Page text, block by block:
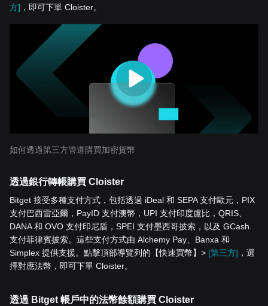
方] ，即可下單 Cloister。
如何透過第三方管道購買加密貨幣
透過銀行轉帳購買 Cloister
Bitget 接受多種支付方式，包括透過 iDeal 和 SEPA 支付歐元，PIX
支付巴西雷亞爾，PayID 支付澳幣，UPI 支付印度盧比，QRIS、
DANA 和 OVO 支付印尼盾，SPEI 支付墨西哥披索，以及 GCash
支付菲律賓披索。這些支付方式由 Alchemy Pay、Banxa 和
Simplex 提供支援。點擊頂部導覽列的【快速買幣】> [第三方] ，選
擇對應法幣，即可下單 Cloister。
透過 Bitget 帳戶中的法幣餘額購買 Cloister